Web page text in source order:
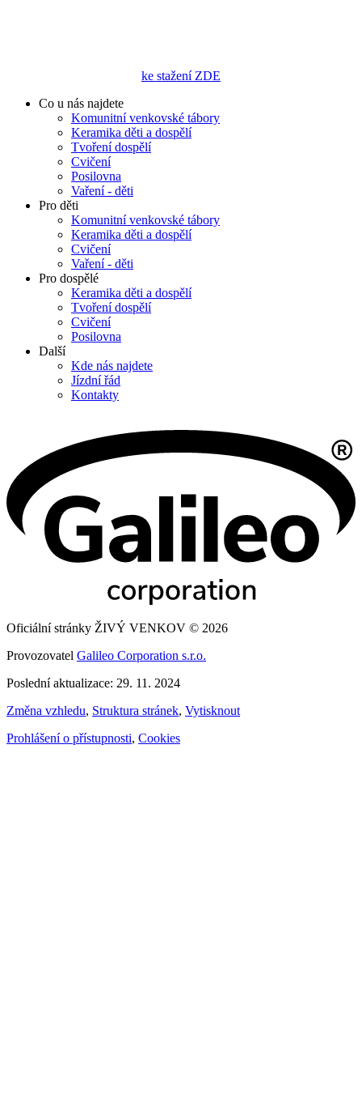
ke stažení ZDE
Co u nás najdete
Komunitní venkovské tábory
Keramika děti a dospělí
Tvoření dospělí
Cvičení
Posilovna
Vaření - děti
Pro děti
Komunitní venkovské tábory
Keramika děti a dospělí
Cvičení
Vaření - děti
Pro dospělé
Keramika děti a dospělí
Tvoření dospělí
Cvičení
Posilovna
Další
Kde nás najdete
Jízdní řád
Kontakty
Oficiální stránky ŽIVÝ VENKOV © 2026
Provozovatel Galileo Corporation s.r.o.
Poslední aktualizace: 29. 11. 2024
Změna vzhledu, Struktura stránek, Vytisknout
Prohlášení o přístupnosti, Cookies